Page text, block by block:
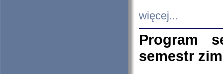
więcej...
Program
semestr